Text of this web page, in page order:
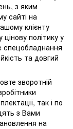
з яким
сайті на
клієнту
цінову політику у
спецобладнання
та довгий
зворотній
так і по
з Вами
на